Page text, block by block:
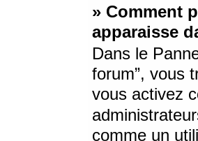
» Comment
apparaisse
Dans le
forum”, vous
vous activez
comme un